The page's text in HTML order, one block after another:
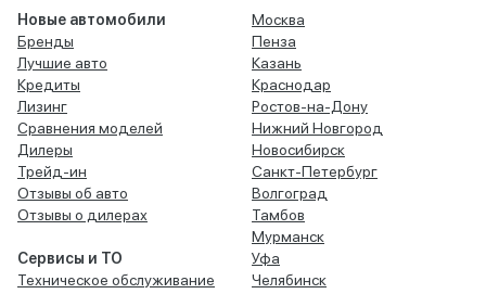
Новые автомобили
Бренды
Лучшие авто
Кредиты
Лизинг
Сравнения моделей
Дилеры
Трейд-ин
Отзывы об авто
Отзывы о дилерах
Сервисы и ТО
Техническое обслуживание
Москва
Пенза
Казань
Краснодар
Ростов-на-Дону
Нижний Новгород
Новосибирск
Санкт-Петербург
Волгоград
Тамбов
Мурманск
Уфа
Челябинск